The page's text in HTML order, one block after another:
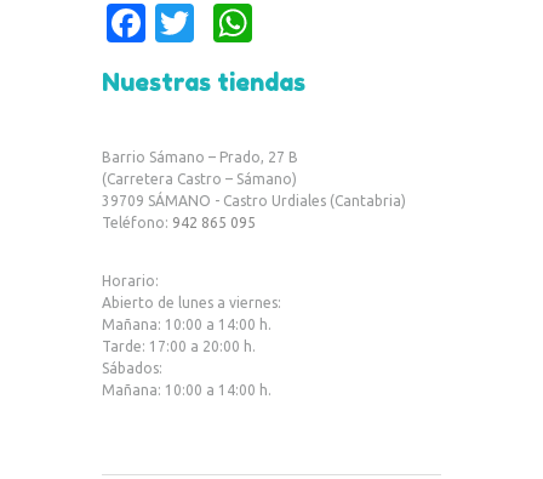
Fa
e
b
o
o
w
it
r
at
A
p
Nuestras tiendas
Barrio Sámano – Prado, 27 B
(Carretera Castro – Sámano)
39709 SÁMANO - Castro Urdiales (Cantabria)
Teléfono: 942 865 095
Horario:
Abierto de lunes a viernes:
Mañana: 10:00 a 14:00 h.
Tarde: 17:00 a 20:00 h.
Sábados:
Mañana: 10:00 a 14:00 h.